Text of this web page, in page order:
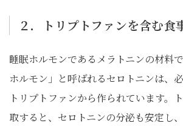
２．トリプトファンを含む食
睡眠ホルモンであるメラトニンの材料
ホルモン」と呼ばれるセロトニンは、
トリプトファンから作られています。
取すると、セロトニンの分泌も安定し